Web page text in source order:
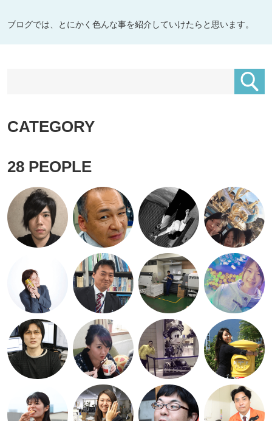
ブログでは、とにかく色んな事を紹介していけたらと思います。
CATEGORY
28 PEOPLE